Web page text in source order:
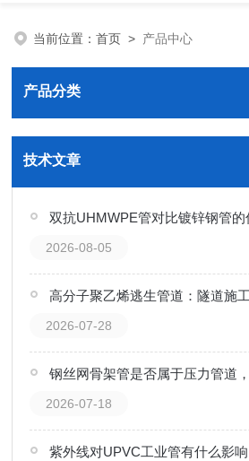
当前位置：首页 > 产品中心
产品分类
技术文章
双抗UHMWPE管对比镀锌钢管的
2026-08-05
高分子聚乙烯逃生管道：隧道施
2026-07-28
2026-07-18